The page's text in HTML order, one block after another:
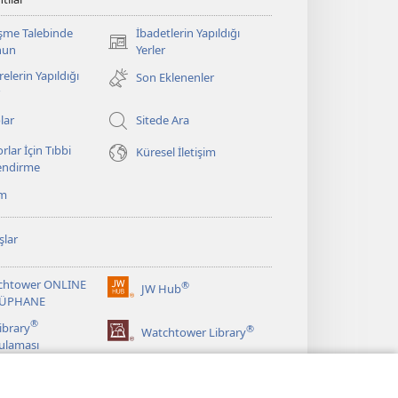
Talebinde
İbadetlerin Yapıldığı
Yerler
(yeni
pencere
açar)
Yapıldığı
Son Eklenenler
Sitede Ara
İçin Tıbbi
Küresel İletişim
ONLINE
JW Hub®
(yeni
açar)
®
Watchtower Library®